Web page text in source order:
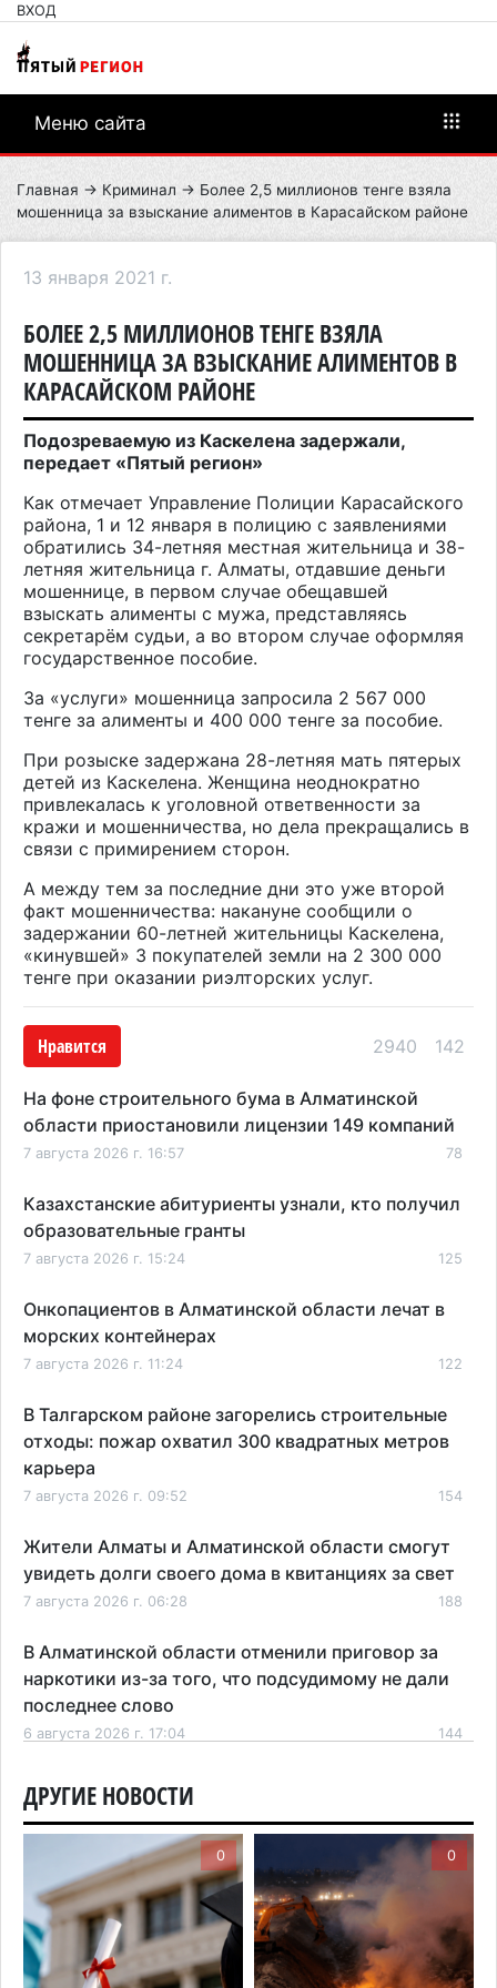
ВХОД
Меню сайта
Главная → Криминал → Более 2,5 миллионов тенге взяла
мошенница за взыскание алиментов в Карасайском районе
13 января 2021 г.
БОЛЕЕ 2,5 МИЛЛИОНОВ ТЕНГЕ ВЗЯЛА
МОШЕННИЦА ЗА ВЗЫСКАНИЕ АЛИМЕНТОВ В
КАРАСАЙСКОМ РАЙОНЕ
Подозреваемую из Каскелена задержали,
передает «Пятый регион»
Как отмечает Управление Полиции Карасайского
района, 1 и 12 января в полицию с заявлениями
обратились 34-летняя местная жительница и 38-
летняя жительница г. Алматы, отдавшие деньги
мошеннице, в первом случае обещавшей
взыскать алименты с мужа, представляясь
секретарём судьи, а во втором случае оформляя
государственное пособие.
За «услуги» мошенница запросила 2 567 000
тенге за алименты и 400 000 тенге за пособие.
При розыске задержана 28-летняя мать пятерых
детей из Каскелена. Женщина неоднократно
привлекалась к уголовной ответвенности за
кражи и мошенничества, но дела прекращались в
связи с примирением сторон.
А между тем за последние дни это уже второй
факт мошенничества: накануне сообщили о
задержании 60-летней жительницы Каскелена,
«кинувшей» 3 покупателей земли на 2 300 000
тенге при оказании риэлторских услуг.
Нравится 2940 142
На фоне строительного бума в Алматинской
области приостановили лицензии 149 компаний
7 августа 2026 г. 16:57 78
Казахстанские абитуриенты узнали, кто получил
образовательные гранты
7 августа 2026 г. 15:24 125
Онкопациентов в Алматинской области лечат в
морских контейнерах
7 августа 2026 г. 11:24 122
В Талгарском районе загорелись строительные
отходы: пожар охватил 300 квадратных метров
карьера
7 августа 2026 г. 09:52 154
Жители Алматы и Алматинской области смогут
увидеть долги своего дома в квитанциях за свет
7 августа 2026 г. 06:28 188
В Алматинской области отменили приговор за
наркотики из-за того, что подсудимому не дали
последнее слово
6 августа 2026 г. 17:04 144
Проезд по БАКАД резко подорожал: в
Алматинской области начали действовать новые
тарифы
6 августа 2026 г. 14:36 193
Сильнейшие дзюдоисты мира приехали на
сборы в Алматинскую область
6 августа 2026 г. 12:12 155
ДРУГИЕ НОВОСТИ
0 0